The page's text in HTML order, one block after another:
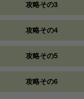
攻略その3
攻略その4
攻略その5
攻略その6